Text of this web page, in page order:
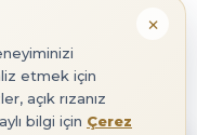
Store
×
etmek için
açık rızanız
bilgi için Çerez